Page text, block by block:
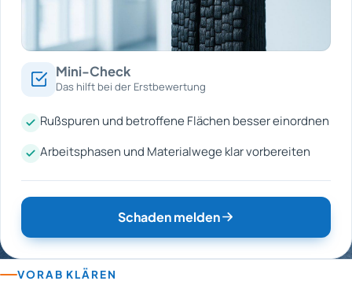
Mini-Check
Das hilft bei der Erstbewertung
Rußspuren und betroffene Flächen besser einordnen
Arbeitsphasen und Materialwege klar vorbereiten
Schaden melden
VORAB KLÄREN